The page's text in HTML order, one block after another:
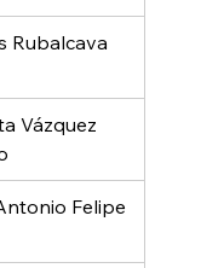
Rubalcava
Vázquez
Felipe